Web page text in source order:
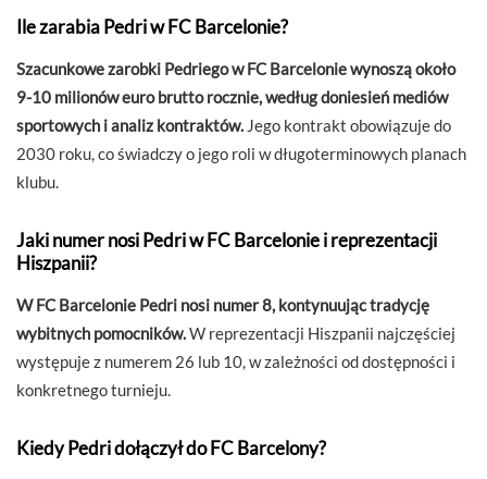
Ile zarabia Pedri w FC Barcelonie?
Szacunkowe zarobki Pedriego w FC Barcelonie wynoszą około
9-10 milionów euro brutto rocznie, według doniesień mediów
sportowych i analiz kontraktów. Jego kontrakt obowiązuje do
2030 roku, co świadczy o jego roli w długoterminowych planach
klubu.
Jaki numer nosi Pedri w FC Barcelonie i reprezentacji
Hiszpanii?
W FC Barcelonie Pedri nosi numer 8, kontynuując tradycję
wybitnych pomocników.W reprezentacji Hiszpanii najczęściej
występuje z numerem 26 lub 10, w zależności od dostępności i
konkretnego turnieju.
Kiedy Pedri dołączył do FC Barcelony?